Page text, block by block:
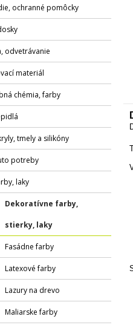
ochranné pomôcky
odvetrávanie
materiál
chémia, farby
tmely a silikóny
potreby
laky
Dekoratívne farby,
stierky, laky
Fasádne farby
Latexové farby
Lazury na drevo
Maliarske farby